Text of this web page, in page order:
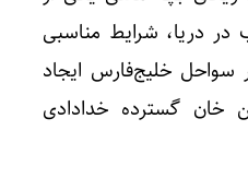
دریا، شرایط مناسبی
سواحل خلیج‌فارس ایجاد
خان گسترده خدادادی